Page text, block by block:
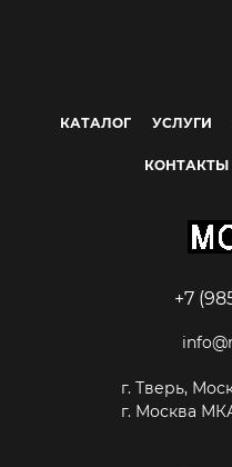
КАТАЛОГ УСЛУГИ
КОНТАКТЫ
+7
г. Тверь,
г. Москва